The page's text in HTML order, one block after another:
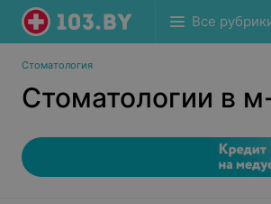
Все
Стоматология
Стоматологии в